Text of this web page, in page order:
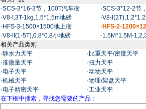
·SCS-3*16-3节，100T汽车衡 ·SCS-3*12-2节
·V8-I,3T-1kg,1.5*1.5m地磅 ·V8-
· HFS-3-1500×1500地上衡
·HFS-2-
·V8-II(1-5T),0.8*0.8小地磅 ·1.5M*1.5M-
相关产品类别
·静水力天平 · 比重天平/密度天平
·准微量天平 ·扭力天平
·电子天平 ·动物天平
·机械天平 ·物理/架盘天平
·电子精密天平 ·工业天平
在下框中搜索，寻找您需要的产品：